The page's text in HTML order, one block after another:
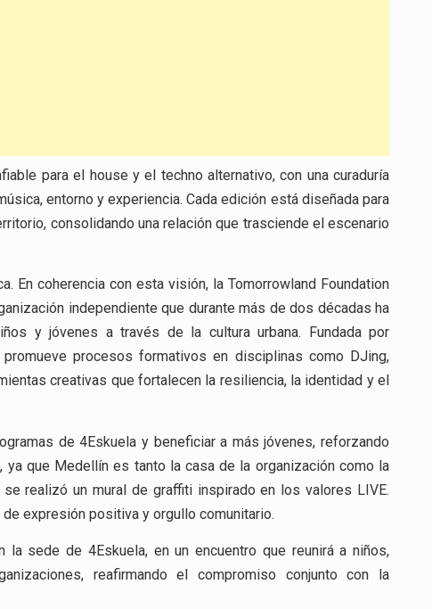
para el house y el techno alternativo, con una curaduría
entorno y experiencia. Cada edición está diseñada para
consolidando una relación que trasciende el escenario
En coherencia con esta visión, la Tomorrowland Foundation
independiente que durante más de dos décadas ha
y jóvenes a través de la cultura urbana. Fundada por
procesos formativos en disciplinas como DJing,
creativas que fortalecen la resiliencia, la identidad y el
de 4Eskuela y beneficiar a más jóvenes, reforzando
ya que Medellín es tanto la casa de la organización como la
realizó un mural de graffiti inspirado en los valores LIVE.
de expresión positiva y orgullo comunitario.
sede de 4Eskuela, en un encuentro que reunirá a niños,
reafirmando el compromiso conjunto con la